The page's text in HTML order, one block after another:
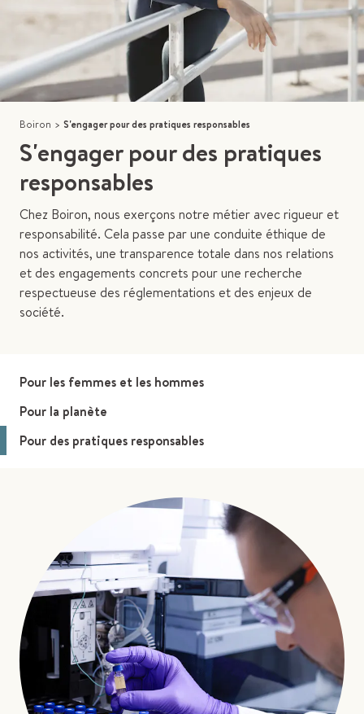
Boiron > S'engager pour des pratiques responsables
S'engager pour des pratiques
responsables
Chez Boiron, nous exerçons notre métier avec rigueur et
responsabilité. Cela passe par une conduite éthique de
nos activités, une transparence totale dans nos relations
et des engagements concrets pour une recherche
respectueuse des réglementations et des enjeux de
société.
Pour les femmes et les hommes
Pour la planète
Pour des pratiques responsables